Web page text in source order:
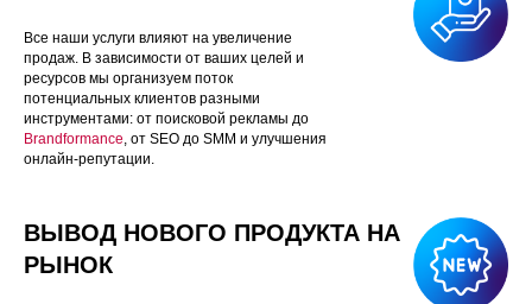
Все наши услуги влияют на увеличение
продаж. В зависимости от ваших целей и
ресурсов мы организуем поток
потенциальных клиентов разными
инструментами: от поисковой рекламы до
Brandformance, от SEO до SMM и улучшения
онлайн-репутации.
ВЫВОД НОВОГО ПРОДУКТА НА
РЫНОК